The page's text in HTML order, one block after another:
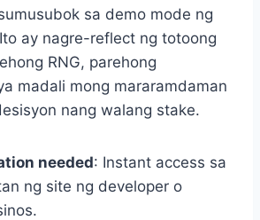
sa demo mode ng
ay nagre-reflect ng totoong
RNG, parehong
madali mong mararamdaman
nang walang stake.
needed: Instant access sa
ng site ng developer o